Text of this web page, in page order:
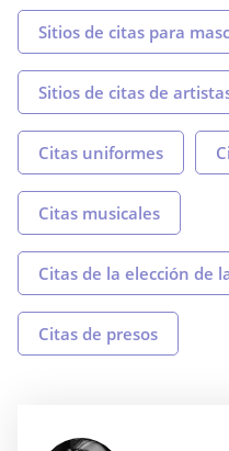
Sitios de citas para
Sitios de citas de
Citas uniformes
Citas musicales
Citas de la elección de
Citas de presos